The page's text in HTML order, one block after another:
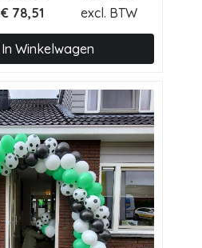
€ 78,51 excl. BTW
In Winkelwagen